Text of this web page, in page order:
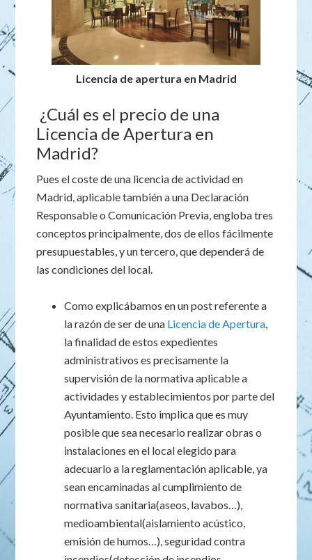
Licencia de apertura en Madrid
¿Cuál es el precio de una
Licencia de Apertura en
Madrid?
Pues el coste de una licencia de actividad en
Madrid, aplicable también a una Declaración
Responsable o Comunicación Previa, engloba tres
conceptos principalmente, dos de ellos fácilmente
presupuestables, y un tercero, que dependerá de
las condiciones del local.
Como explicábamos en un post referente a
la razón de ser de una Licencia de Apertura,
la finalidad de estos expedientes
administrativos es precisamente la
supervisión de la normativa aplicable a
actividades y establecimientos por parte del
Ayuntamiento. Esto implica que es muy
posible que sea necesario realizar obras o
instalaciones en el local elegido para
adecuarlo a la reglamentación aplicable, ya
sean encaminadas al cumplimiento de
normativa sanitaria(aseos, lavabos…),
medioambiental(aislamiento acústico,
emisión de humos…), seguridad contra